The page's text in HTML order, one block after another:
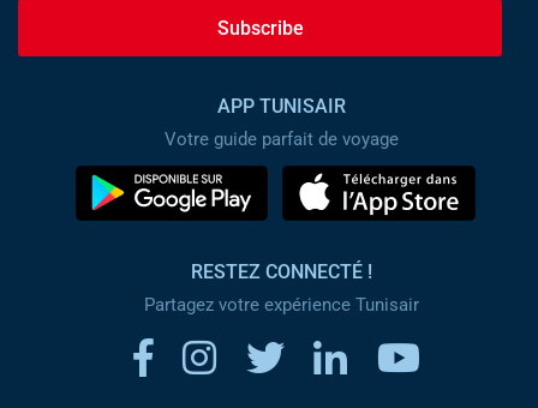
Subscribe
APP TUNISAIR
Votre guide parfait de voyage
RESTEZ CONNECTÉ !
Partagez votre expérience Tunisair